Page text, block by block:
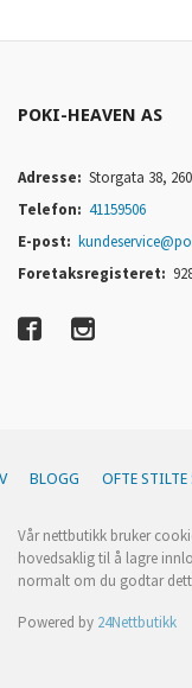
POKI-HEAVEN AS
Adresse: Storgata 38,
Telefon: 41159506
E-post:
Foretaksregisteret:
BLOGG OFTE
Vår nettbutikk bruker
hovedsaklig til å lagre
normalt om du godtar
Powered by 24Nettbutikk